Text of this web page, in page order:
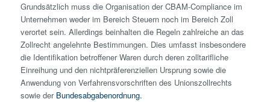
Grundsätzlich muss die Organisation der CBAM-Compliance im
Unternehmen weder im Bereich Steuern noch im Bereich Zoll
verortet sein. Allerdings beinhalten die Regeln zahlreiche an das
Zollrecht angelehnte Bestimmungen. Dies umfasst insbesondere
die Identifikation betroffener Waren durch deren zolltarifliche
Einreihung und den nichtpräferenziellen Ursprung sowie die
Anwendung von Verfahrensvorschriften des Unionszollrechts
sowie der Bundesabgabenordnung.